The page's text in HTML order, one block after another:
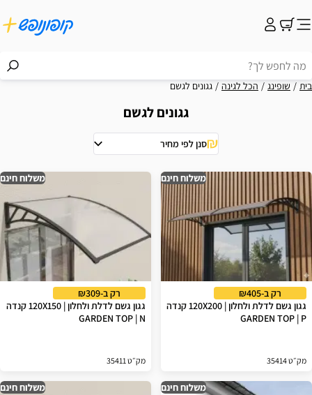
בית שופינג הכל לגינה גגונים לגשם
גגונים לגשם
סנן לפי מחיר
תוצאות משלוח חינם
רק ב-₪405
גגון גשם לדלת ולחלון | 120X200 קנדה
GARDEN TOP | P
מק״ט 35414
משלוח חינם
רק ב-₪309
גגון גשם לדלת ולחלון | 120X150 קנדה
GARDEN TOP | N
מק״ט 35411
משלוח חינם משלוח חינם